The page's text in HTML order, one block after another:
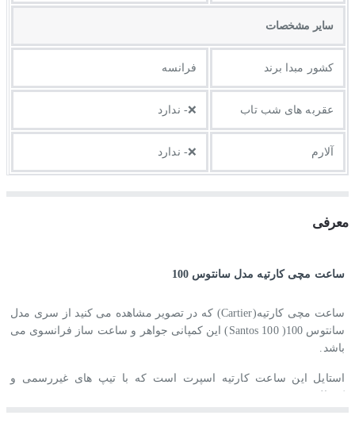
ساير مشخصات
کشور مبدا برند فرانسه
عقربه های شب تاب ❌- ندارد
آلارم ❌- ندارد
معرفی
ساعت مچی کارتیه مدل سانتوس 100
ساعت مچی کارتیه(Cartier) که در تصویر مشاهده می کنید از سری مدل
سانتوس 100( 100
Santos ) این کمپانی جواهر و ساعت ساز فرانسوی می
باشد.
استایل این ساعت کارتیه اسپرت است که با تیپ های غیررسمی و